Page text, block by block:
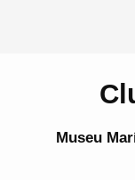
Museu